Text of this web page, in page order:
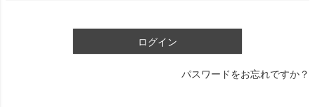
須
ログイン
パスワードをお忘れですか？